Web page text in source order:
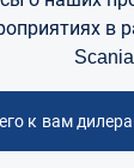
в
к вам